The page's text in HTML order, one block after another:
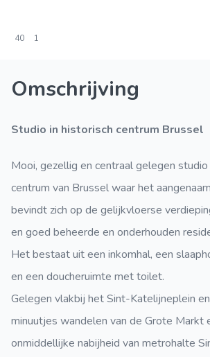
40 1
Omschrijving
Studio in historisch centrum Brussel
Mooi, gezellig en centraal gelegen
centrum van Brussel waar het
bevindt zich op de gelijkvloerse
en goed beheerde en onderhouden
Het bestaat uit een inkomhal, een
en een doucheruimte met toilet.
Gelegen vlakbij het Sint-Katelijneplein
minuutjes wandelen van de Grote Markt
onmiddellijke nabijheid van metrohalte